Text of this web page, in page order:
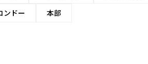
ンドー 本部